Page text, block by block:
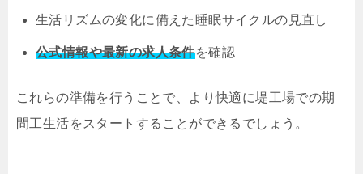
生活リズムの変化に備えた睡眠サイクルの見直し
公式情報や最新の求人条件を確認
これらの準備を行うことで、より快適に堤工場での期
間工生活をスタートすることができるでしょう。